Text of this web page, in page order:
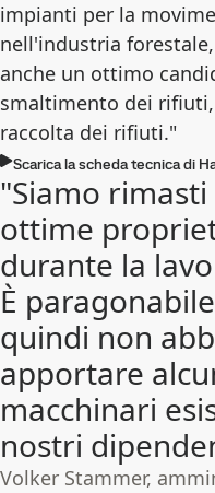
impianti per la
nell'industria
anche un ottimo
smaltimento dei
raccolta dei rifiuti."
Scarica la scheda tecnica di
"Siamo
ottime
durante la
È
quindi non
apportare
macchinari
nostri
Volker Stammer,